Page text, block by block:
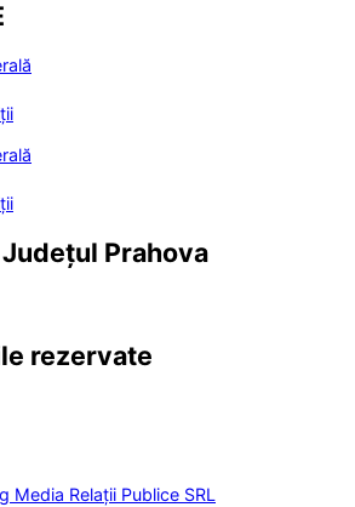
Prahova
rezervate
Media Relații Publice SRL